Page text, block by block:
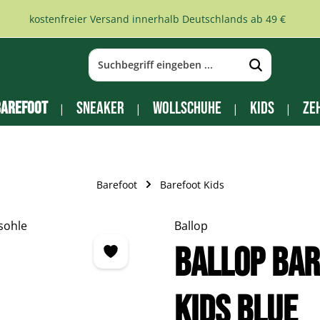
kostenfreier Versand innerhalb Deutschlands ab 49 €
Sneaker Wollschuhe Kids
Barefoot Barefoot Kids
Ballop
Ballop